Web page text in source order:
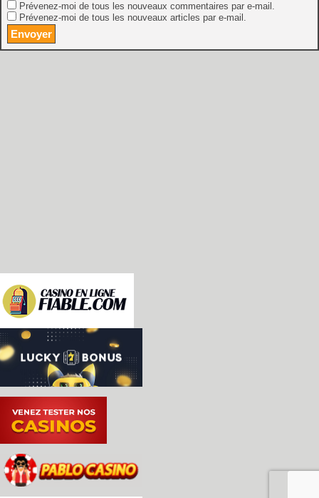
Prévenez-moi de tous les nouveaux commentaires par e-mail.
Prévenez-moi de tous les nouveaux articles par e-mail.